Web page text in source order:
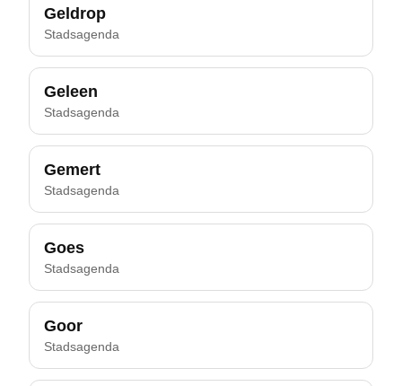
Geldrop
Stadsagenda
Geleen
Stadsagenda
Gemert
Stadsagenda
Goes
Stadsagenda
Goor
Stadsagenda